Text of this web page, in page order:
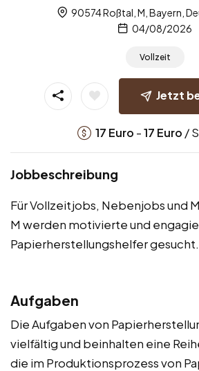
90574 Roßtal, M, Bayern,
04/08/2026
Vollzeit
Jetzt
17 Euro -17 Euro /
Jobbeschreibung
Für Vollzeitjobs, Nebenjobs und
M werden motivierte und
Papierherstellungshelfer gesucht.
Aufgaben
Die Aufgaben von
vielfältig und beinhalten eine
die im Produktionsprozess von